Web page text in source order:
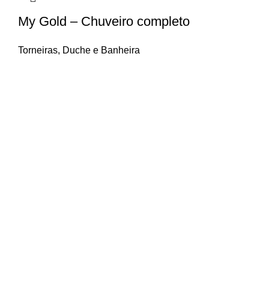
My Gold – Chuveiro completo
Torneiras, Duche e Banheira